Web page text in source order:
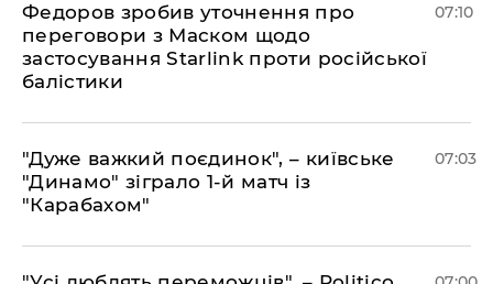
Федоров зробив уточнення про
переговори з Маском щодо
застосування Starlink проти російської
балістики
07:10
"Дуже важкий поєдинок", – київське
"Динамо" зіграло 1-й матч із
"Карабахом"
07:03